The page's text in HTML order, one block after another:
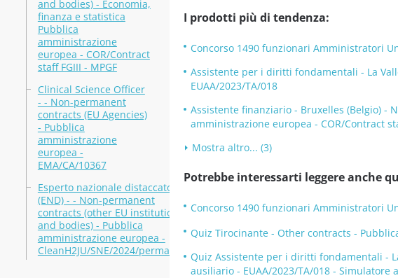
and bodies) - Economia,
finanza e statistica
Pubblica
amministrazione
europea - COR/Contract
staff FGIII - MPGF
Clinical Science Officer
- - Non-permanent
contracts (EU Agencies)
- Pubblica
amministrazione
europea -
EMA/CA/10367
Esperto nazionale distaccato
(END) - - Non-permanent
contracts (other EU institutions
and bodies) - Pubblica
amministrazione europea -
CleanH2JU/SNE/2024/permanent
I prodotti più di tendenza:
Concorso 1490 funzionari Amministratori
Assistente per i diritti fondamentali - La
EUAA/2023/TA/018
Assistente finanziario - Bruxelles (Belgio) -
amministrazione europea - COR/Contract
Mostra altro... (3)
Potrebbe interessarti leggere anche
Concorso 1490 funzionari Amministratori
Quiz Tirocinante - Other contracts -
Quiz Assistente per i diritti fondamentali -
ausiliario - EUAA/2023/TA/018 - Simulatore